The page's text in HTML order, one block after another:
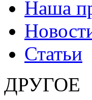
Наша
Статьи
ДРУГОЕ